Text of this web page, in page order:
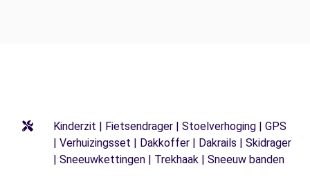
Kinderzit | Fietsendrager | Stoelverhoging | GPS
| Verhuizingsset | Dakkoffer | Dakrails | Skidrager
| Sneeuwkettingen | Trekhaak | Sneeuw banden